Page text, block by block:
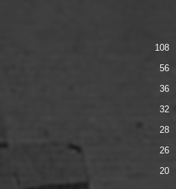
108
56
36
32
28
26
20